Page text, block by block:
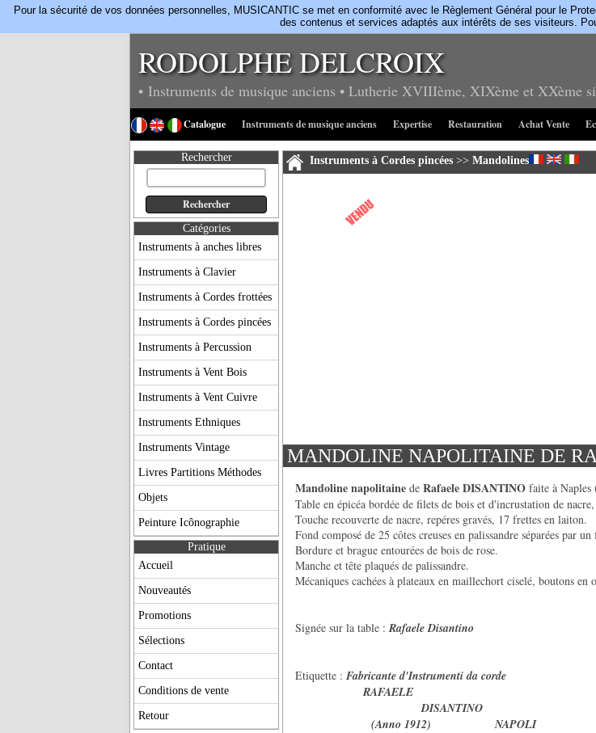
Pour la sécurité de vos données personnelles, MUSICANTIC se met en conformité avec le Règlement Général pour le
des contenus et services adaptés aux intérêts de ses visiteurs.
RODOLPHE DELCROIX
• Instruments de musique anciens • Lutherie XVIIIème, XIXème et XXème
Catalogue Instruments de musique anciens Expertise Restauration Achat Vente
Rechercher
Catégories
Instruments à anches libres
Instruments à Clavier
Instruments à Cordes frottées
Instruments à Cordes pincées
Instruments à Percussion
Instruments à Vent Bois
Instruments à Vent Cuivre
Instruments Ethniques
Instruments Vintage
Livres Partitions Méthodes
Objets
Peinture Icônographie
Pratique
Accueil
Nouveautés
Promotions
Sélections
Contact
Conditions de vente
Retour
Instruments à Cordes pincées>> Mandolines
MANDOLINE NAPOLITAINE DE
Mandoline napolitaine de Rafaele DISANTINO faite à
Table en épicéa bordée de filets de bois et d'incrustation de
Touche recouverte de nacre, repéres gravés, 17 frettes en laiton.
Fond composé de 25 côtes creuses en palissandre séparées par
Bordure et brague entourées de bois de rose.
Manche et tête plaqués de palissandre.
Mécaniques cachées à plateaux en maillechort ciselé, boutons en
Signée sur la table :Rafaele Disantino
Etiquette : Fabricante d'Instrumenti da corde
RAFAELE
DISANTINO
(Anno 1912) NAPOLI